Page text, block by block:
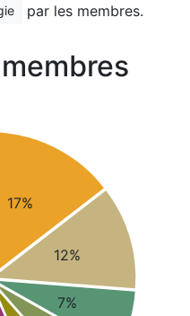
par les membres.
17%
12%
7%